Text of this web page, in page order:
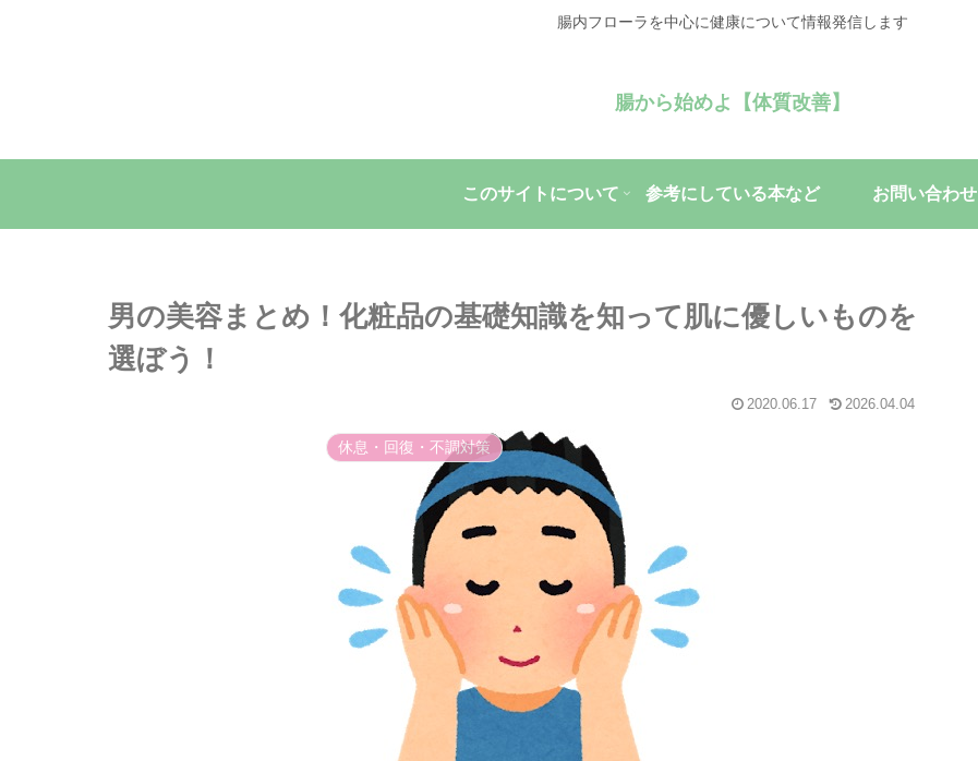
腸内フローラを中心に健康について情報発信します
腸から始めよ【体質改善】
このサイトについて 参考にしている本など お問い合わせ
男の美容まとめ！化粧品の基礎知識を知って肌に優しいものを
選ぼう！
2020.06.17 2026.04.04
休息・回復・不調対策